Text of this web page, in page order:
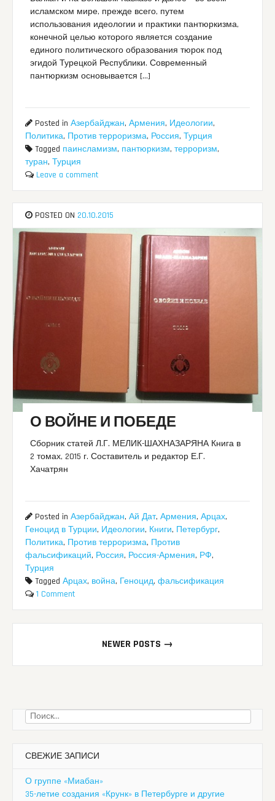
исламском мире, прежде всего, путем
использования идеологии и практики пантюркизма,
конечной целью которого является создание
единого политического образования тюрок под
эгидой Турецкой Республики. Современный
пантюркизм основывается […]
Posted inАзербайджан,Армения, Идеологии,
Политика, Против терроризма, Россия,Турция
Tagged паинсламизм, пантюркизм,терроризм,
туран,Турция
Leave a comment
POSTED ON 20.10.2015
О ВОЙНЕ И ПОБЕДЕ
Сборник статей Л.Г. МЕЛИК-ШАХНАЗАРЯНА Книга в
2 томах, 2015 г. Составитель и редактор Е.Г.
Хачатрян
Posted inАзербайджан,Ай Дат,Армения,Арцах,
Геноцид в Турции, Идеологии, Книги, Петербург,
Политика, Против терроризма, Против
фальсификаций, Россия, Россия-Армения, РФ,
Турция
TaggedАрцах, война, Геноцид,фальсификация
1 Comment
navigation
NEWER POSTS →
Найти:
СВЕЖИЕ ЗАПИСИ
О группе «Миабан»
35-летие создания «Крунк» в Петербурге и другие